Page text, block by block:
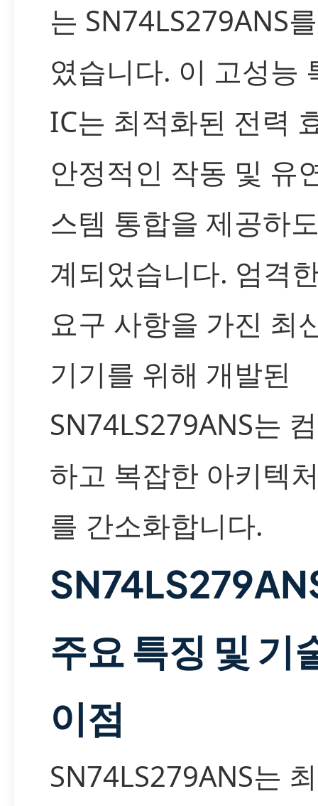
는 SN74LS279ANS
였습니다. 이 고성능
IC는 최적화된 전력
안정적인 작동 및 유
스템 통합을 제공하
계되었습니다. 엄격
요구 사항을 가진 최
기기를 위해 개발된
SN74LS279ANS는
하고 복잡한 아키텍
를 간소화합니다.
주요 특징 및 기
이점
SN74LS279ANS는